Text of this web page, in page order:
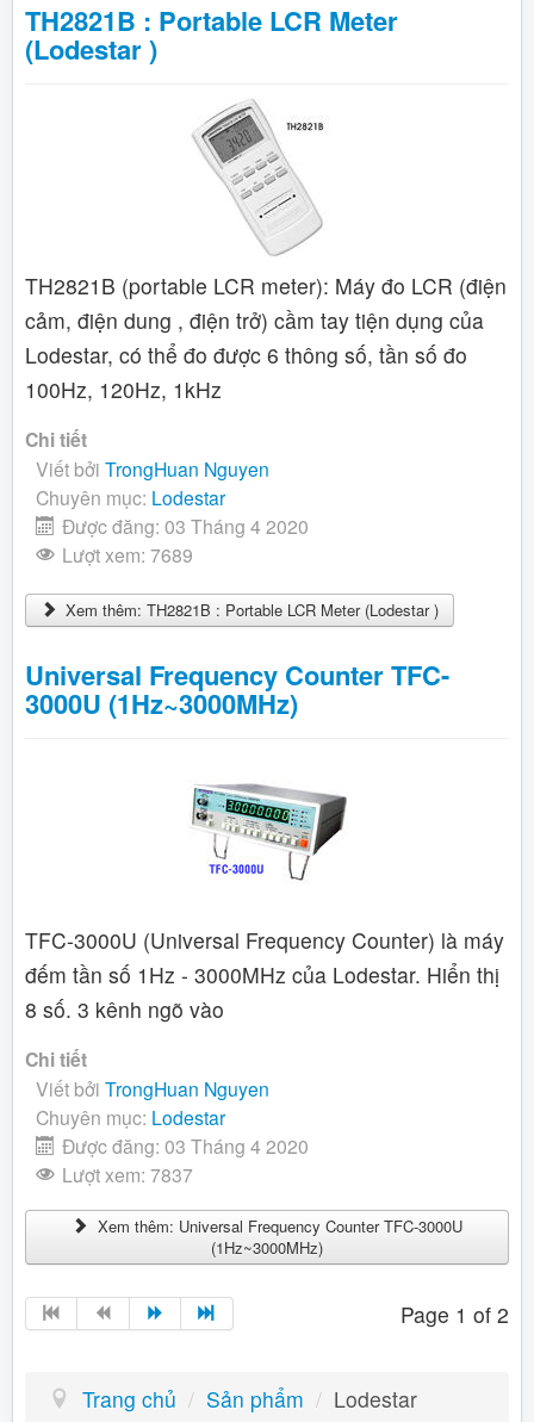
TH2821B : Portable LCR Meter
(Lodestar )
TH2821B (portable LCR meter): Máy đo LCR (điện
cảm, điện dung , điện trở) cầm tay tiện dụng của
Lodestar, có thể đo được 6 thông số, tần số đo
100Hz, 120Hz, 1kHz
Chi tiết
Viết bởi TrongHuan Nguyen
Chuyên mục: Lodestar
Được đăng: 03 Tháng 4 2020
Lượt xem: 7689
Xem thêm: TH2821B : Portable LCR Meter (Lodestar )
Universal Frequency Counter TFC-
3000U (1Hz~3000MHz)
TFC-3000U (Universal Frequency Counter) là máy
đếm tần số 1Hz - 3000MHz của Lodestar. Hiển thị
8 số. 3 kênh ngõ vào
Chi tiết
Viết bởi TrongHuan Nguyen
Chuyên mục: Lodestar
Được đăng: 03 Tháng 4 2020
Lượt xem: 7837
Xem thêm: Universal Frequency Counter TFC-3000U
(1Hz~3000MHz)
Page 1 of 2
Trang chủ / Sản phẩm / Lodestar